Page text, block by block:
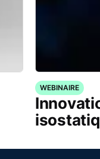
WEBINAIRE